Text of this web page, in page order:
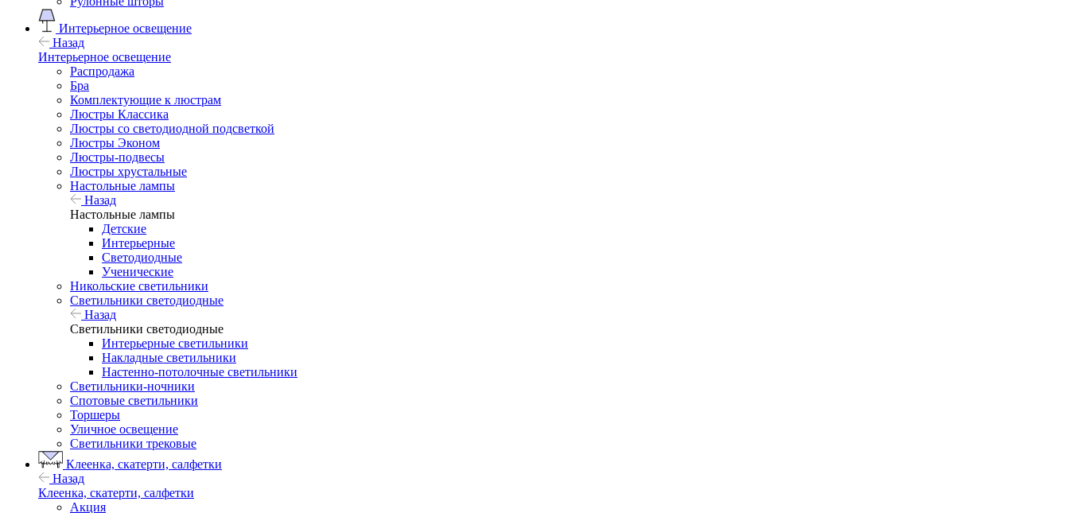
Интерьерное освещение
Назад
Интерьерное освещение
Распродажа
Бра
Комплектующие к люстрам
Люстры Классика
Люстры со светодиодной подсветкой
Люстры Эконом
Люстры-подвесы
Люстры хрустальные
Настольные лампы
Назад
Настольные лампы
Детские
Интерьерные
Светодиодные
Ученические
Никольские светильники
Светильники светодиодные
Назад
Светильники светодиодные
Интерьерные светильники
Накладные светильники
Настенно-потолочные светильники
Светильники-ночники
Спотовые светильники
Торшеры
Уличное освещение
Светильники трековые
Клеенка, скатерти, салфетки
Назад
Клеенка, скатерти, салфетки
Акция